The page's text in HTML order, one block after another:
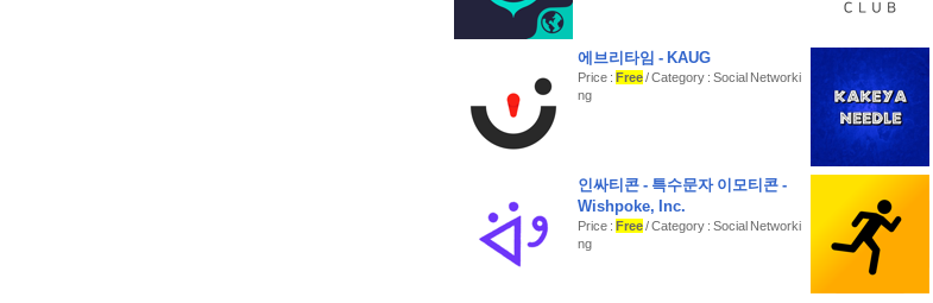
에브리타임 - KAUG
Price : Free/ Category : Social Networki
ng
인싸티콘 - 특수문자 이모티콘 -
Wishpoke, Inc.
Price : Free/ Category : Social Networki
ng